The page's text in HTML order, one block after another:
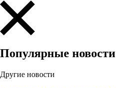
Популярные новости
Другие новости